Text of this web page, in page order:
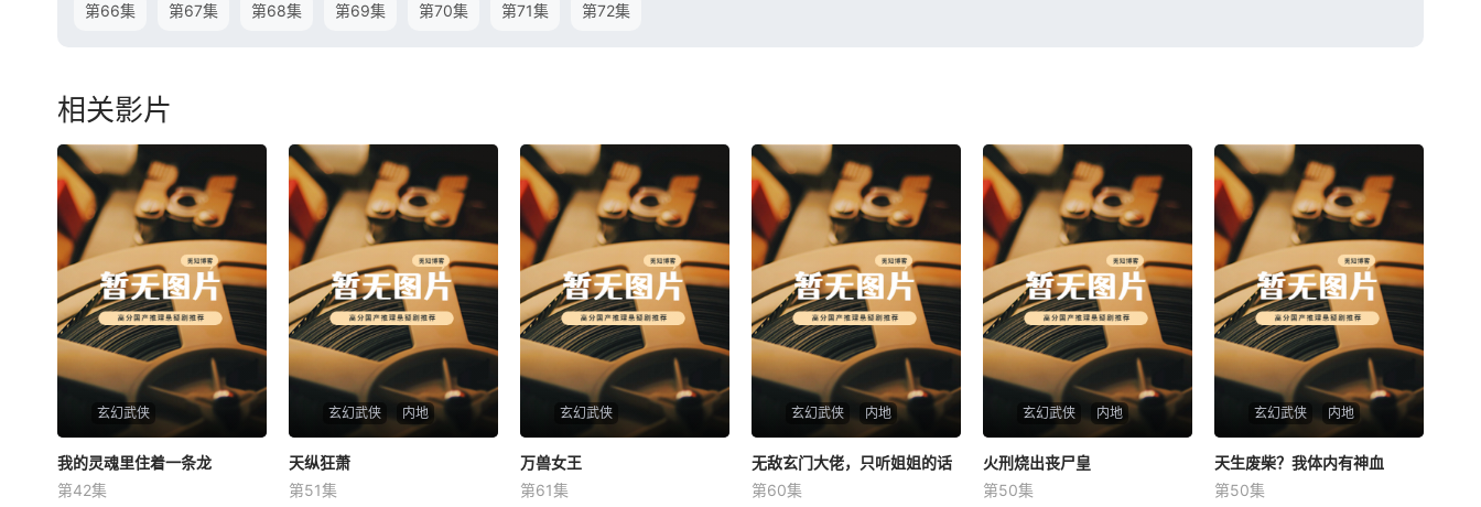
第66集 第67集 第68集 第69集 第70集 第71集 第72集
相关影片
玄幻武侠
我的灵魂里住着一条龙
未知
我的灵魂里住着一条龙
第42集
玄幻武侠 内地
天纵狂萧
未知
天纵狂萧
第51集
玄幻武侠
万兽女王
未知
万兽女王
第61集
玄幻武侠 内地
无敌玄门大佬，只听姐姐的话
未知
无敌玄门大佬，只听姐姐的话
第60集
玄幻武侠 内地
火刑烧出丧尸皇
未知
火刑烧出丧尸皇
第50集
玄幻武侠 内地
未知
天生废柴？我体内有神血
第50集